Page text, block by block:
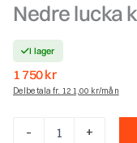
Nedre lucka
I lager
1 750kr
Delbetala fr. 121,00 kr/mån
- +